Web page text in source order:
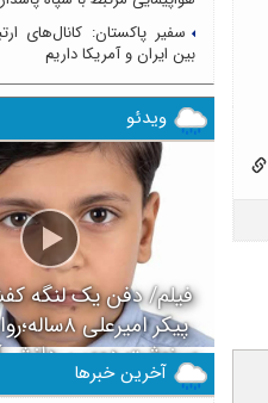
سفیر پاکستان: کانال‌های
بین ایران و آمریکا داریم
ویدئو
فیلم/ دفن یک لنگه
پیکر
سرنوشت دومین دانش
میناب بعد از
آخرین خبرها